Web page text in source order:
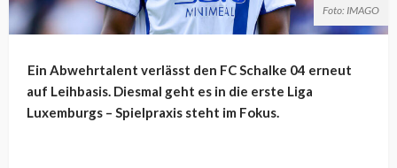
Foto: IMAGO
Ein Abwehrtalent verlässt den FC Schalke 04 erneut
auf Leihbasis. Diesmal geht es in die erste Liga
Luxemburgs – Spielpraxis steht im Fokus.